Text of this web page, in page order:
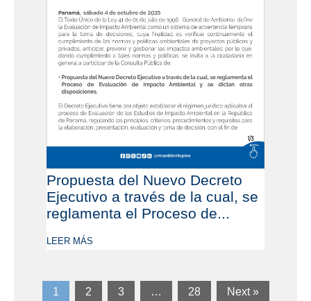
Propuesta del Nuevo Decreto
Ejecutivo a través de la cual, se
reglamenta el Proceso de...
LEER MÁS
1 2 3 … 28 Next »